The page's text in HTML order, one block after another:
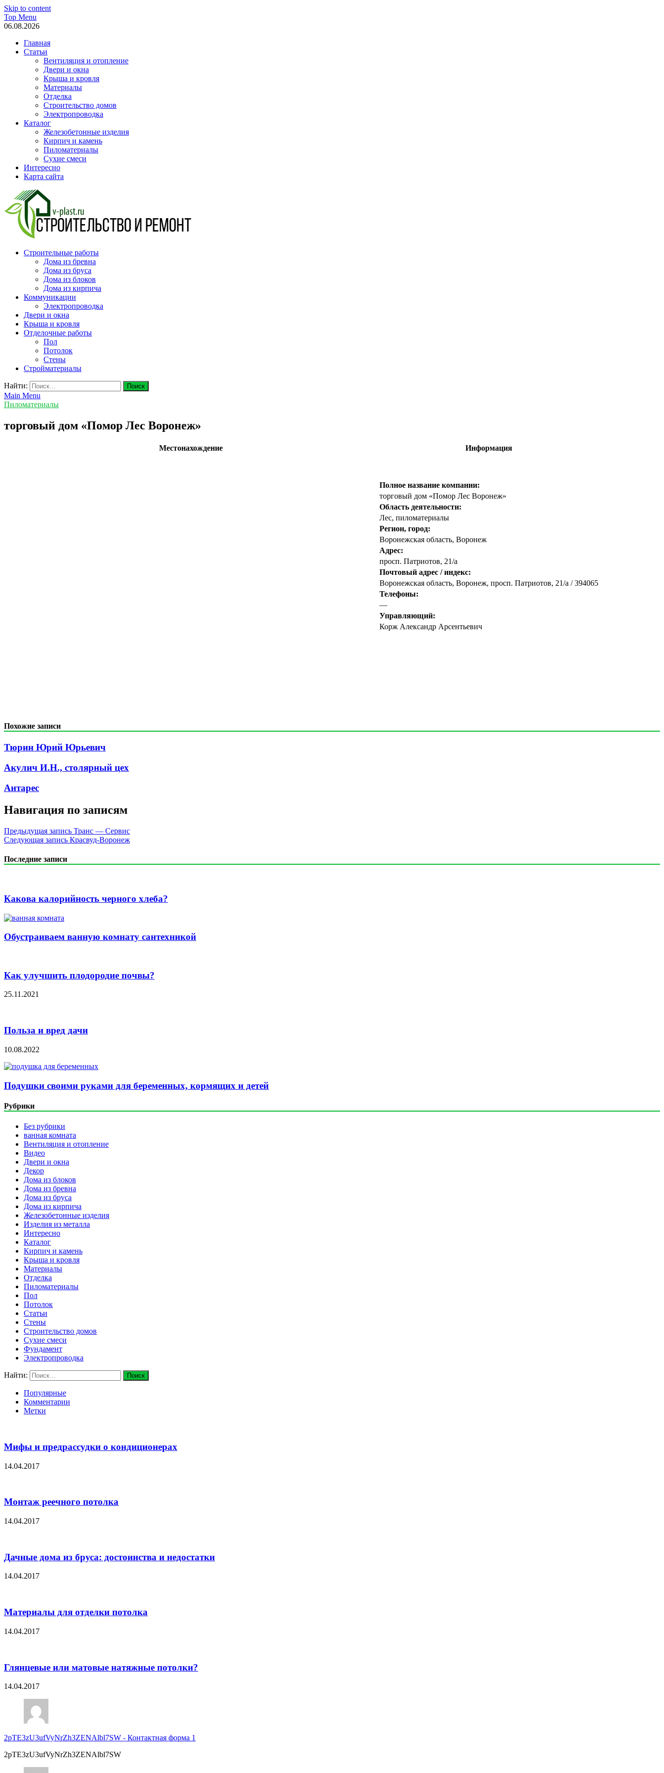
Skip to content
Top Menu
06.08.2026
Главная
Статьи
Вентиляция и отопление
Двери и окна
Крыша и кровля
Материалы
Отделка
Строительство домов
Электропроводка
Каталог
Железобетонные изделия
Кирпич и камень
Пиломатериалы
Сухие смеси
Интересно
Карта сайта
v-plast.ru Строительство и ремонт
Строительные работы
Дома из бревна
Дома из бруса
Дома из блоков
Дома из кирпича
Коммуникации
Электропроводка
Двери и окна
Крыша и кровля
Отделочные работы
Пол
Потолок
Стены
Стройматериалы
Найти:
Main Menu
Пиломатериалы
торговый дом «Помор Лес Воронеж»
Местонахождение Информация
Полное название компании:
торговый дом «Помор Лес Воронеж»
Область деятельности:
Лес, пиломатериалы
Регион, город:
Воронежская область, Воронеж
Адрес:
просп. Патриотов, 21/а
Почтовый адрес / индекс:
Воронежская область, Воронеж, просп. Патриотов, 21/а / 394065
Телефоны:
—
Управляющий:
Корж Александр Арсентьевич
Похожие записи
Тюрин Юрий Юрьевич
Акулич И.Н., столярный цех
Антарес
Навигация по записям
Предыдущая запись Транс — Сервис
Следующая запись Красвуд-Воронеж
Последние записи
Какова калорийность черного хлеба?
Обустраиваем ванную комнату сантехникой
Как улучшить плодородие почвы?
25.11.2021
Польза и вред дачи
10.08.2022
Подушки своими руками для беременных, кормящих и детей
Рубрики
Без рубрики
ванная комната
Вентиляция и отопление
Видео
Двери и окна
Декор
Дома из блоков
Дома из бревна
Дома из бруса
Дома из кирпича
Железобетонные изделия
Изделия из металла
Интересно
Каталог
Кирпич и камень
Крыша и кровля
Материалы
Отделка
Пиломатериалы
Пол
Потолок
Статьи
Стены
Строительство домов
Сухие смеси
Фундамент
Электропроводка
Найти:
Популярные
Комментарии
Метки
Мифы и предрассудки о кондиционерах
14.04.2017
Монтаж реечного потолка
14.04.2017
Дачные дома из бруса: достоинства и недостатки
14.04.2017
Материалы для отделки потолка
14.04.2017
Глянцевые или матовые натяжные потолки?
14.04.2017
2pTE3zU3ufVyNrZh3ZENAlbl7SW - Контактная форма 1
2pTE3zU3ufVyNrZh3ZENAlbl7SW